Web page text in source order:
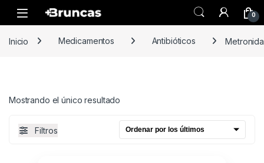
Skip to navigation
Skip to content
0
Inicio Medicamentos Antibióticos
Mostrando el único resultado
Filtros